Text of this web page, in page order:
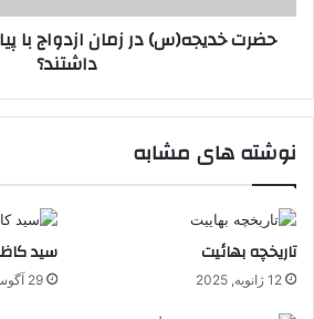
چند
سالحضرت خدیجه(س) در زمان ازدواج با
داشتند؟
نوشته های مشابه
تاریخچه بهائیت
12 ژانویه, 2025
سید
29 آگوست, 2024